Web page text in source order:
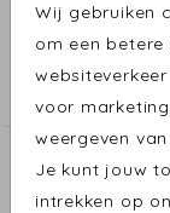
Wij gebruiken
om een
voor
weergeven
Je kunt jouw
intrekken op
met deze labels
Deze labels
Voor elk
ontworpen
COLLECTIE
ONTDEK